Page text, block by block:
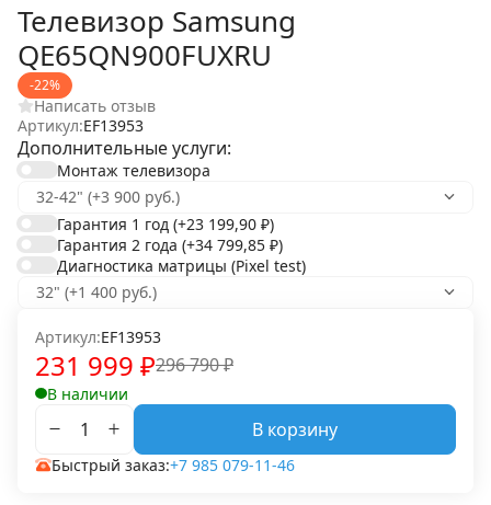
Телевизор Samsung
QE65QN900FUXRU
-22%
Написать отзыв
Артикул:EF13953
Дополнительные услуги:
Монтаж телевизора
Гарантия 1 год (+23 199,90 ₽)
Гарантия 2 года (+34 799,85 ₽)
Диагностика матрицы (Pixel test)
Артикул:EF13953
296 790₽
231 999 ₽
В наличии
В корзину
Быстрый заказ:+7 985 079-11-46